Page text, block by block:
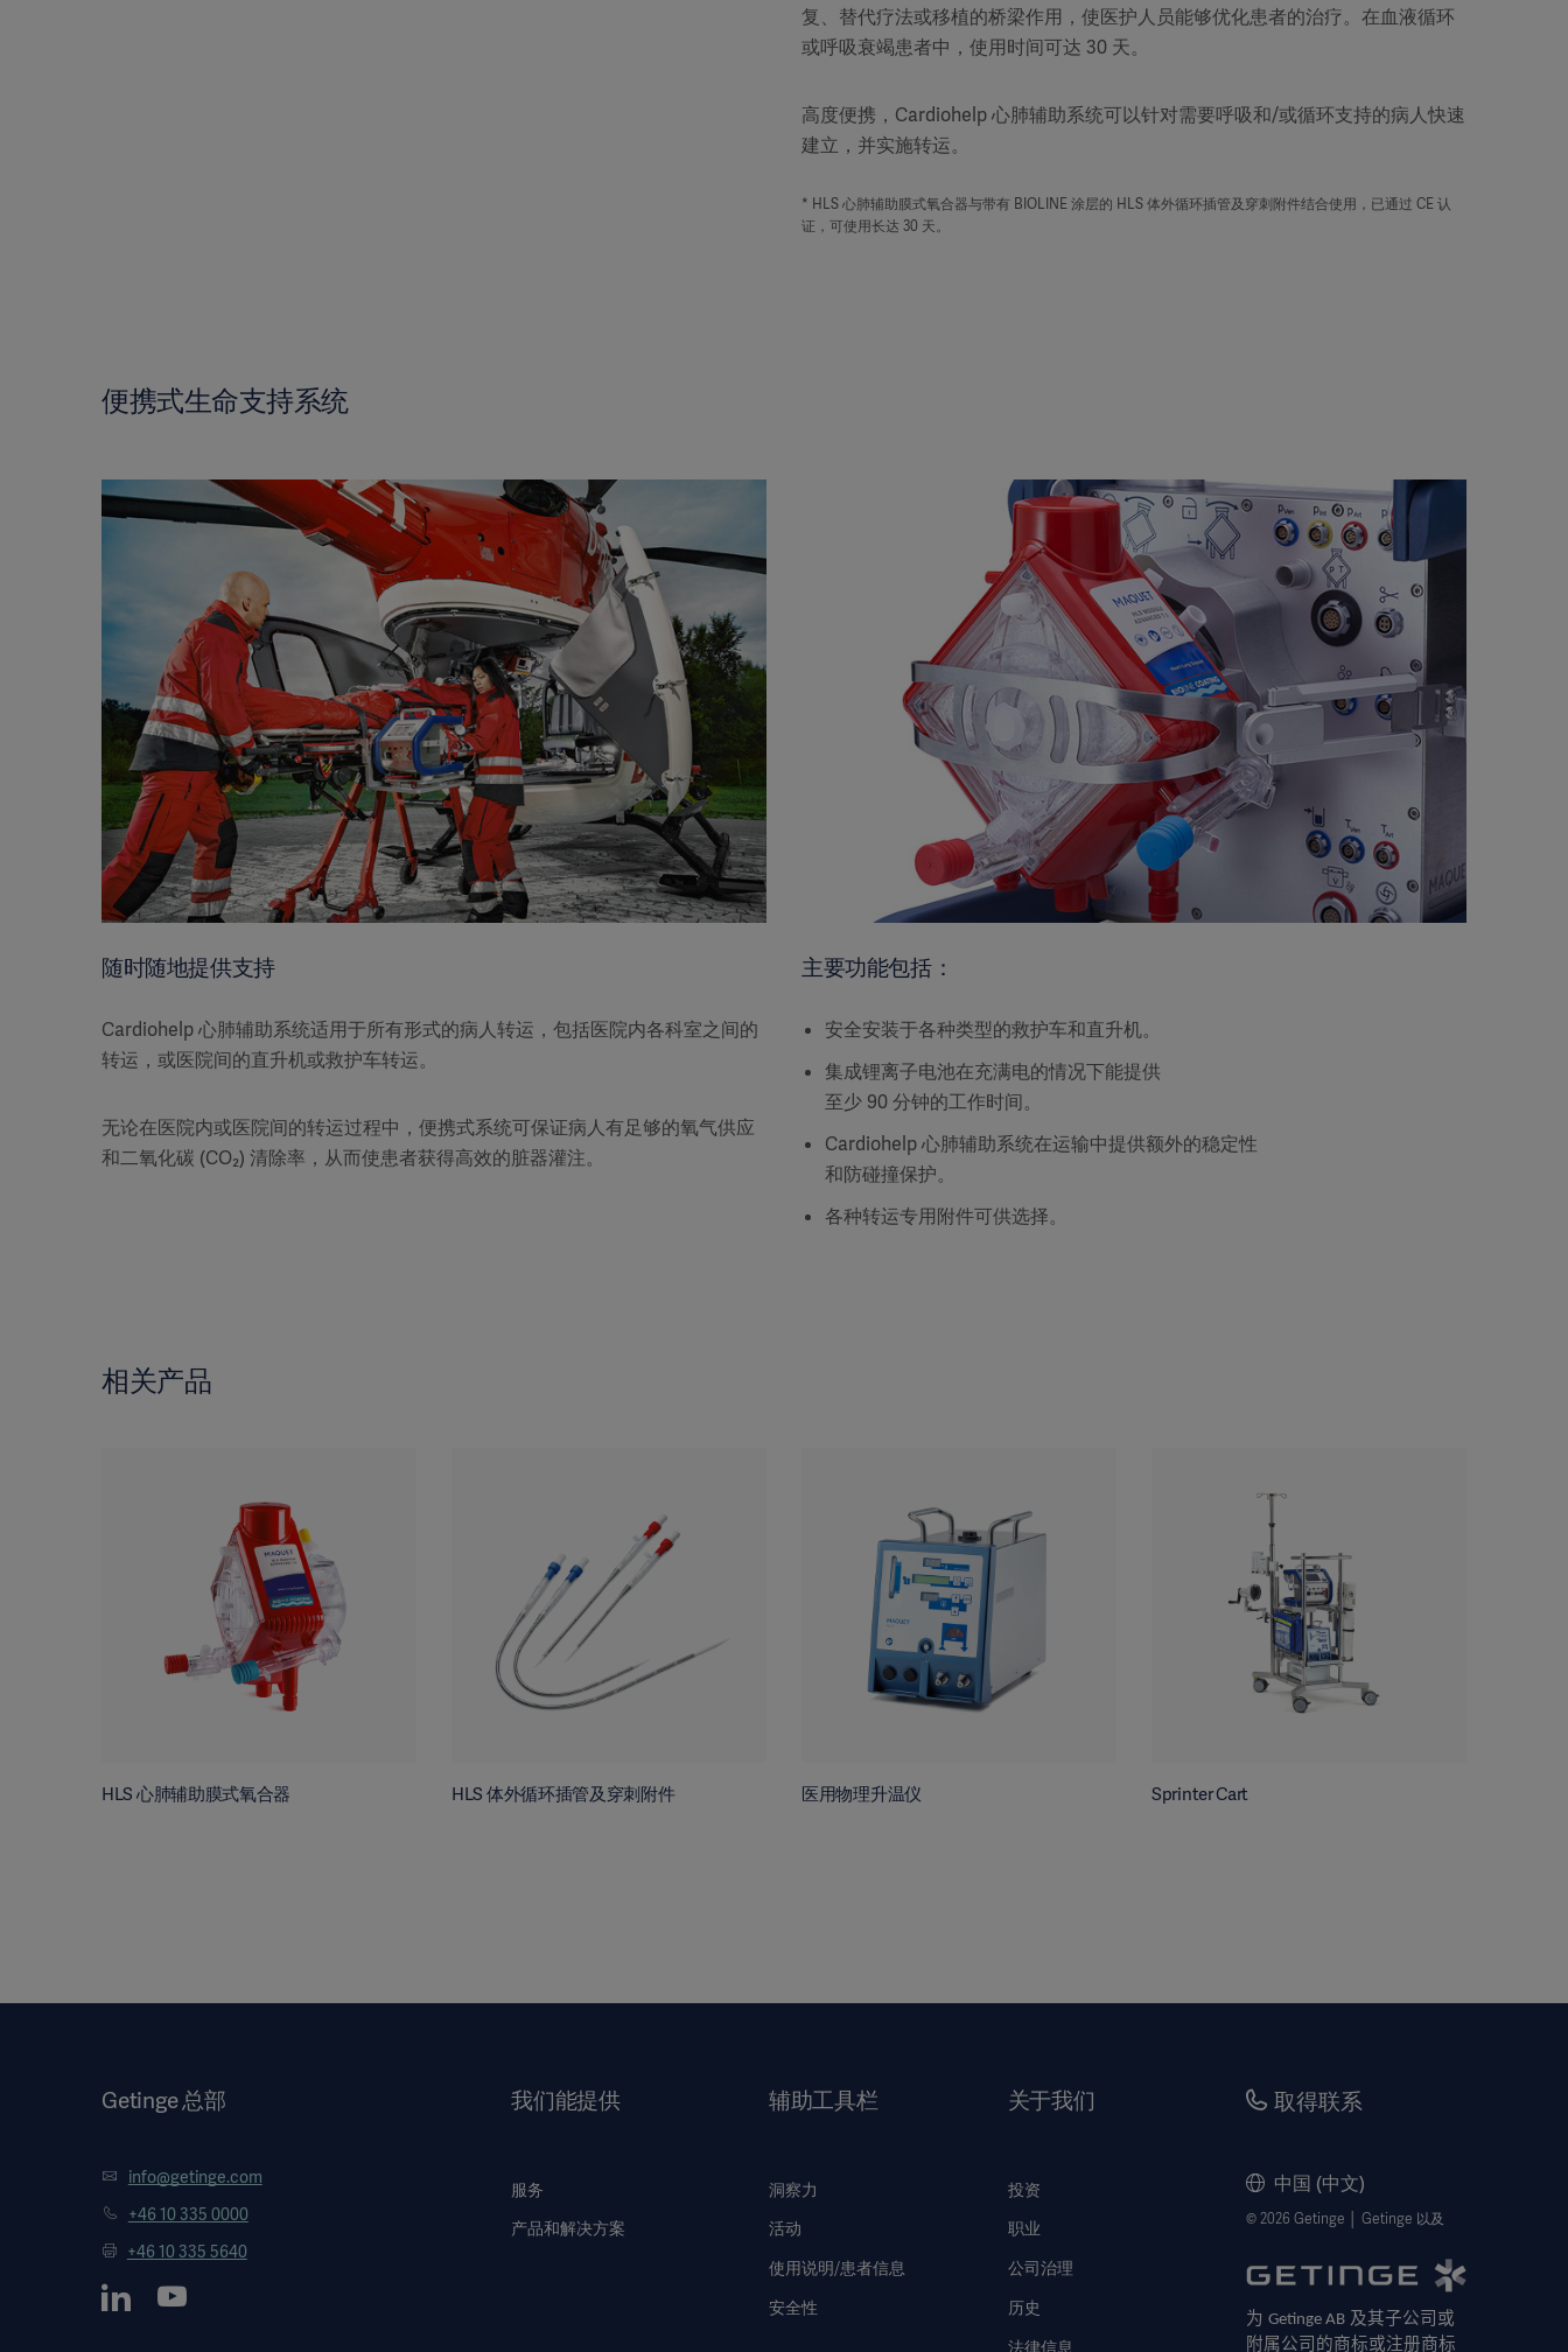
复、替代疗法或移植的桥梁作用，使医护人员能够优化患者的治疗。在血液循环
或呼吸衰竭患者中，使用时间可达 30 天。
高度便携，Cardiohelp 心肺辅助系统可以针对需要呼吸和/或循环支持的病人快速
建立，并实施转运。
* HLS 心肺辅助膜式氧合器与带有 BIOLINE 涂层的 HLS 体外循环插管及穿刺附件结合使用，已通过 CE 认
证，可使用长达 30 天。
便携式生命支持系统
随时随地提供支持
Cardiohelp 心肺辅助系统适用于所有形式的病人转运，包括医院内各科室之间的
转运，或医院间的直升机或救护车转运。
无论在医院内或医院间的转运过程中，便携式系统可保证病人有足够的氧气供应
和二氧化碳 (CO₂) 清除率，从而使患者获得高效的脏器灌注。
主要功能包括：
安全安装于各种类型的救护车和直升机。
集成锂离子电池在充满电的情况下能提供
至少 90 分钟的工作时间。
Cardiohelp 心肺辅助系统在运输中提供额外的稳定性
和防碰撞保护。
各种转运专用附件可供选择。
相关产品
HLS 心肺辅助膜式氧合器 HLS 体外循环插管及穿刺附件 医用物理升温仪 Sprinter Cart
Getinge 总部
info@getinge.com
+46 10 335 0000
+46 10 335 5640
我们能提供
服务
产品和解决方案
辅助工具栏
洞察力
活动
使用说明/患者信息
安全性
关于我们
投资
职业
公司治理
历史
法律信息
取得联系
中国 (中文)
© 2026 Getinge │ Getinge 以及
为Getinge AB 及其子公司或
附属公司的商标或注册商标